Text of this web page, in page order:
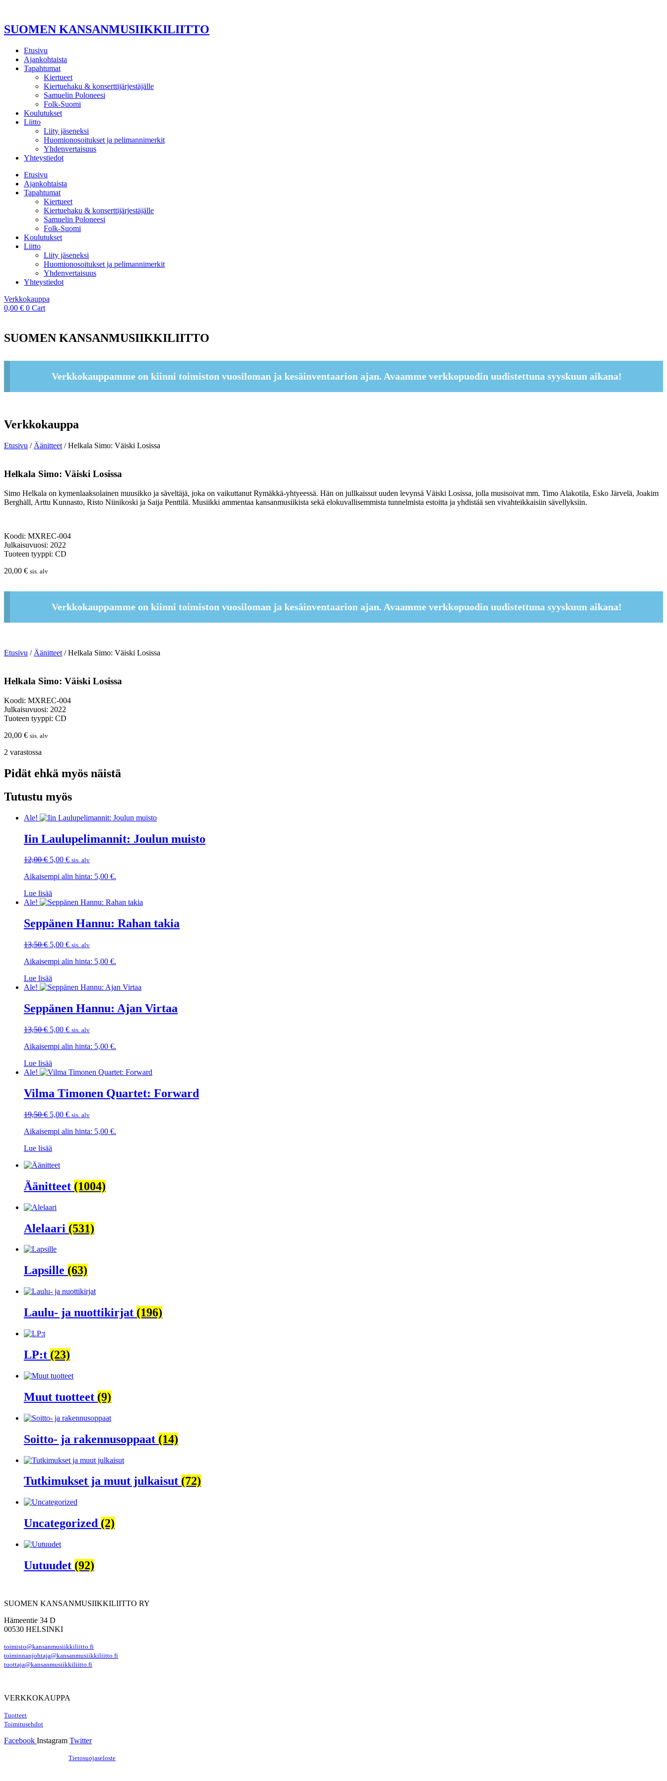
SUOMEN KANSANMUSIIKKILIITTO
Etusivu
Ajankohtaista
Tapahtumat
Kiertueet
Kiertuehaku & konserttijärjestäjälle
Samuelin Poloneesi
Folk-Suomi
Koulutukset
Liitto
Liity jäseneksi
Huomionosoitukset ja pelimannimerkit
Yhdenvertaisuus
Yhteystiedot
Etusivu
Ajankohtaista
Tapahtumat
Kiertueet
Kiertuehaku & konserttijärjestäjälle
Samuelin Poloneesi
Folk-Suomi
Koulutukset
Liitto
Liity jäseneksi
Huomionosoitukset ja pelimannimerkit
Yhdenvertaisuus
Yhteystiedot
Verkkokauppa
0,00 € 0 Cart
SUOMEN KANSANMUSIIKKILIITTO
Verkkokauppamme on kiinni toimiston vuosiloman ja kesäinventaarion ajan. Avaamme verkkopuodin uudistettuna syyskuun aikana!
Verkkokauppa
Etusivu / Äänitteet / Helkala Simo: Väiski Losissa
Helkala Simo: Väiski Losissa
Simo Helkala on kymenlaaksolainen muusikko ja säveltäjä, joka on vaikuttanut Rymäkkä-yhtyeessä. Hän on jullkaissut uuden levynsä Väiski Losissa, jolla musisoivat mm. Timo Alakotila, Esko Järvelä, Joakim
Berghäll, Arttu Kunnasto, Risto Niinikoski ja Saija Penttilä. Musiikki ammentaa kansanmusiikista sekä elokuvallisemmista tunnelmista estoitta ja yhdistää sen vivahteikkaisiin sävellyksiin.
Koodi: MXREC-004
Julkaisuvuosi: 2022
Tuoteen tyyppi: CD
20,00 € sis. alv
Verkkokauppamme on kiinni toimiston vuosiloman ja kesäinventaarion ajan. Avaamme verkkopuodin uudistettuna syyskuun aikana!
Etusivu /Äänitteet/ Helkala Simo: Väiski Losissa
Helkala Simo: Väiski Losissa
Koodi: MXREC-004
Julkaisuvuosi: 2022
Tuoteen tyyppi: CD
20,00 € sis. alv
2 varastossa
Pidät ehkä myös näistä
Tutustu myös
Ale!
Iin Laulupelimannit: Joulun muisto
12,00€ Alkuperäinen
oli:
5,00 €Nykyinen
on:
sis. alv
Aikaisempi alin hinta: 5,00 €.
Lue lisää
Ale!
Seppänen Hannu: Rahan takia
13,50€ Alkuperäinen
oli:
5,00 €Nykyinen
on:
sis. alv
Aikaisempi alin hinta: 5,00 €.
Lue lisää
Ale!
Seppänen Hannu: Ajan Virtaa
13,50€ Alkuperäinen
oli:
5,00 €Nykyinen
on:
sis. alv
Aikaisempi alin hinta: 5,00 €.
Lue lisää
Ale!
Vilma Timonen Quartet: Forward
19,50€ Alkuperäinen
oli:
5,00 €Nykyinen
on:
sis. alv
Aikaisempi alin hinta: 5,00 €.
Lue lisää
Äänitteet (1004)
Alelaari (531)
Lapsille (63)
Laulu- ja nuottikirjat (196)
LP:t (23)
Muut tuotteet (9)
Soitto- ja rakennusoppaat (14)
Tutkimukset ja muut julkaisut (72)
Uncategorized (2)
Uutuudet (92)
SUOMEN KANSANMUSIIKKILIITTO RY
Hämeentie 34 D
00530 HELSINKI
toimisto@kansanmusiikkiliitto.fi
toiminnanjohtaja@kansanmusiikkiliitto.fi
tuottaja@kansanmusiikkiliitto.fi
VERKKOKAUPPA
Tuotteet
Toimitusehdot
Facebook Instagram Twitter
Tietosuojaseloste